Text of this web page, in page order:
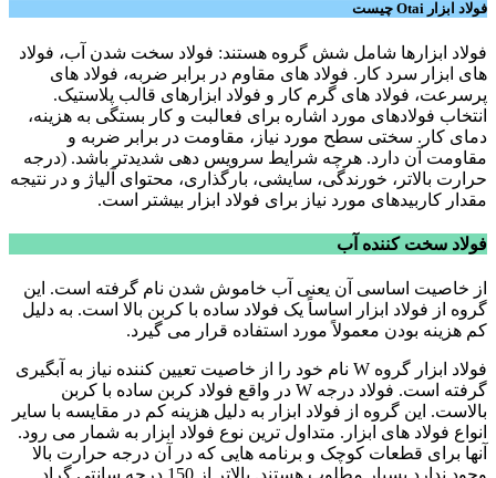
فولاد ابزار Otai چیست
فولاد ابزارها شامل شش گروه هستند: فولاد سخت شدن آب، فولاد
های ابزار سرد کار. فولاد های مقاوم در برابر ضربه، فولاد های
پرسرعت، فولاد های گرم کار و فولاد ابزارهای قالب پلاستیک.
انتخاب فولادهای مورد اشاره برای فعالبت و کار بستگی به هزینه،
دمای کار. سختی سطح مورد نیاز، مقاومت در برابر ضربه و
مقاومت آن دارد. هرچه شرایط سرویس دهی شدیدتر باشد. (درجه
حرارت بالاتر، خورندگی، سایشی، بارگذاری، محتوای آلیاژ و در نتیجه
مقدار کاربیدهای مورد نیاز برای فولاد ابزار بیشتر است.
فولاد سخت کننده آب
از خاصیت اساسی آن یعنی آب خاموش شدن نام گرفته است. این
گروه از فولاد ابزار اساساً یک فولاد ساده با کربن بالا است. به دلیل
کم هزینه بودن معمولاً مورد استفاده قرار می گیرد.
فولاد ابزار گروه W نام خود را از خاصیت تعیین کننده نیاز به آبگیری
گرفته است. فولاد درجه W در واقع فولاد کربن ساده با کربن
بالاست. این گروه از فولاد ابزار به دلیل هزینه کم در مقایسه با سایر
انواع فولاد های ابزار. متداول ترین نوع فولاد ابزار به شمار می رود.
آنها برای قطعات کوچک و برنامه هایی که در آن درجه حرارت بالا